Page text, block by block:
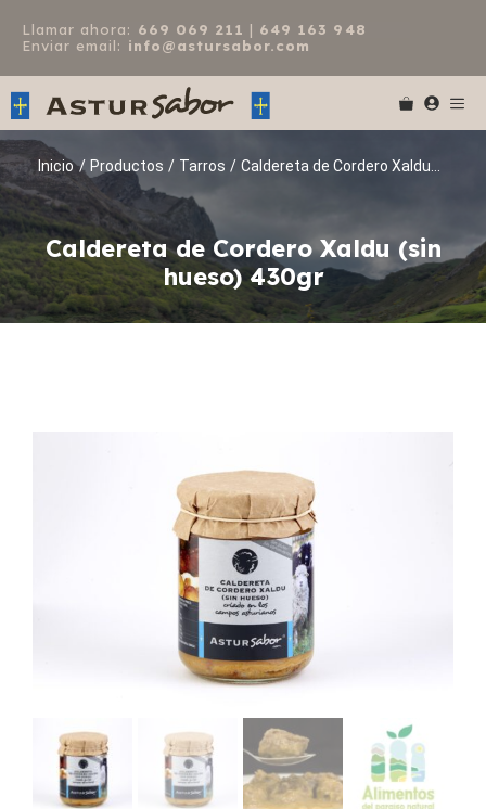
Llamar ahora: 669 069 211 | 649 163 948
Enviar email: info@astursabor.com
Inicio / Productos / Tarros / Caldereta de Cordero Xaldu...
Caldereta de Cordero Xaldu (sin
hueso) 430gr